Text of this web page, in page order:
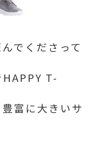
でくださって
T-
富に大きいサ